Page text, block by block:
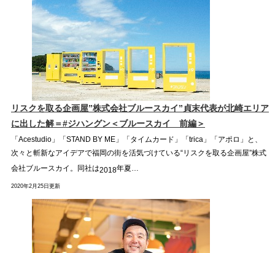
リスクを取る企画屋”株式会社ブルースカイ”貞末代表が北崎エリア
に出した解＝#ジハングン＜ブルースカイ 前編＞
「 Acestudio 」「 STAND BY ME 」「タイムカード」「 trica 」「アポロ」と、
次々と斬新なアイデアで福岡の街を活気づけている“リスクを取る企画屋”株式
会社ブルースカイ。同社は2018年夏…
2020年2月25日更新